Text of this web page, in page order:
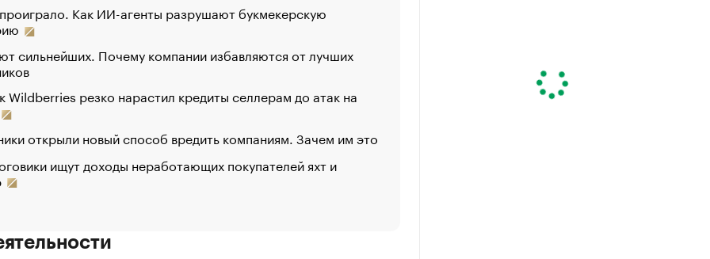
Как ИИ-агенты разрушают букмекерскую
сильнейших. Почему компании избавляются от лучших
Wildberries резко нарастил кредиты селлерам до атак на
открыли новый способ вредить компаниям. Зачем им это
ищут доходы неработающих покупателей яхт и
ЕС разрешил конфискацию российской нефти —